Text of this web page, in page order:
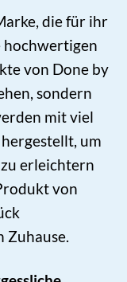
die für ihr
hochwertigen
von Done by
sondern
mit viel
um
erleichtern
von
Zuhause.